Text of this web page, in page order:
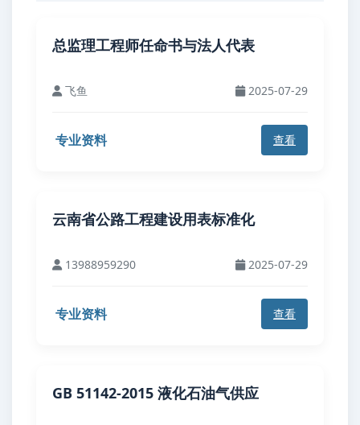
总监理工程师任命书与法人代表
飞鱼 2025-07-29
专业资料 查看
云南省公路工程建设用表标准化
13988959290 2025-07-29
专业资料 查看
GB 51142-2015 液化石油气供应